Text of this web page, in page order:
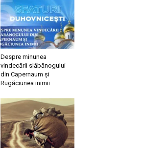
Despre minunea
vindecării slăbănogului
din Capernaum și
Rugăciunea inimii